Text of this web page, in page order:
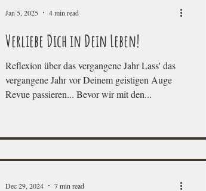
Verliebe Dich in Dein Leben!
Reflexion über das vergangene Jahr Lass' das
vergangene Jahr vor Deinem geistigen Auge
Revue passieren... Bevor wir mit den...
Jan 5, 2025 4 min read
Dec 29, 2024 7 min read